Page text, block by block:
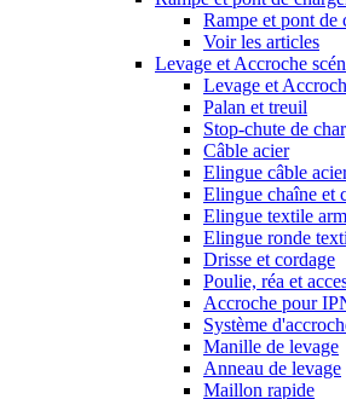
Rampe et pont de
Voir les articles
Levage et Accroche
Levage et
Palan et treuil
Stop-chute de
Câble acier
Elingue câble
Elingue chaîne et
Elingue textile
Elingue ronde
Drisse et cordage
Poulie, réa et
Accroche pour
Système
Manille de levage
Anneau de levage
Maillon rapide